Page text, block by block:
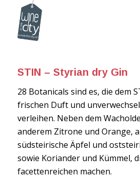
STIN – Styrian dry Gin
28 Botanicals sind es, die dem
frischen Duft und
verleihen. Neben dem
anderem Zitrone und Orange,
südsteirische Äpfel und
sowie Koriander und Kümmel,
facettenreichen machen.